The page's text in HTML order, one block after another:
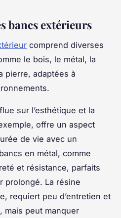
bancs extérieurs
comprend diverses
le bois, le métal, la
pierre, adaptées à
sur l’esthétique et la
offre un aspect
de vie avec un
en métal, comme
et résistance, parfaits
prolongé. La résine
requiert peu d’entretien et
mais peut manquer